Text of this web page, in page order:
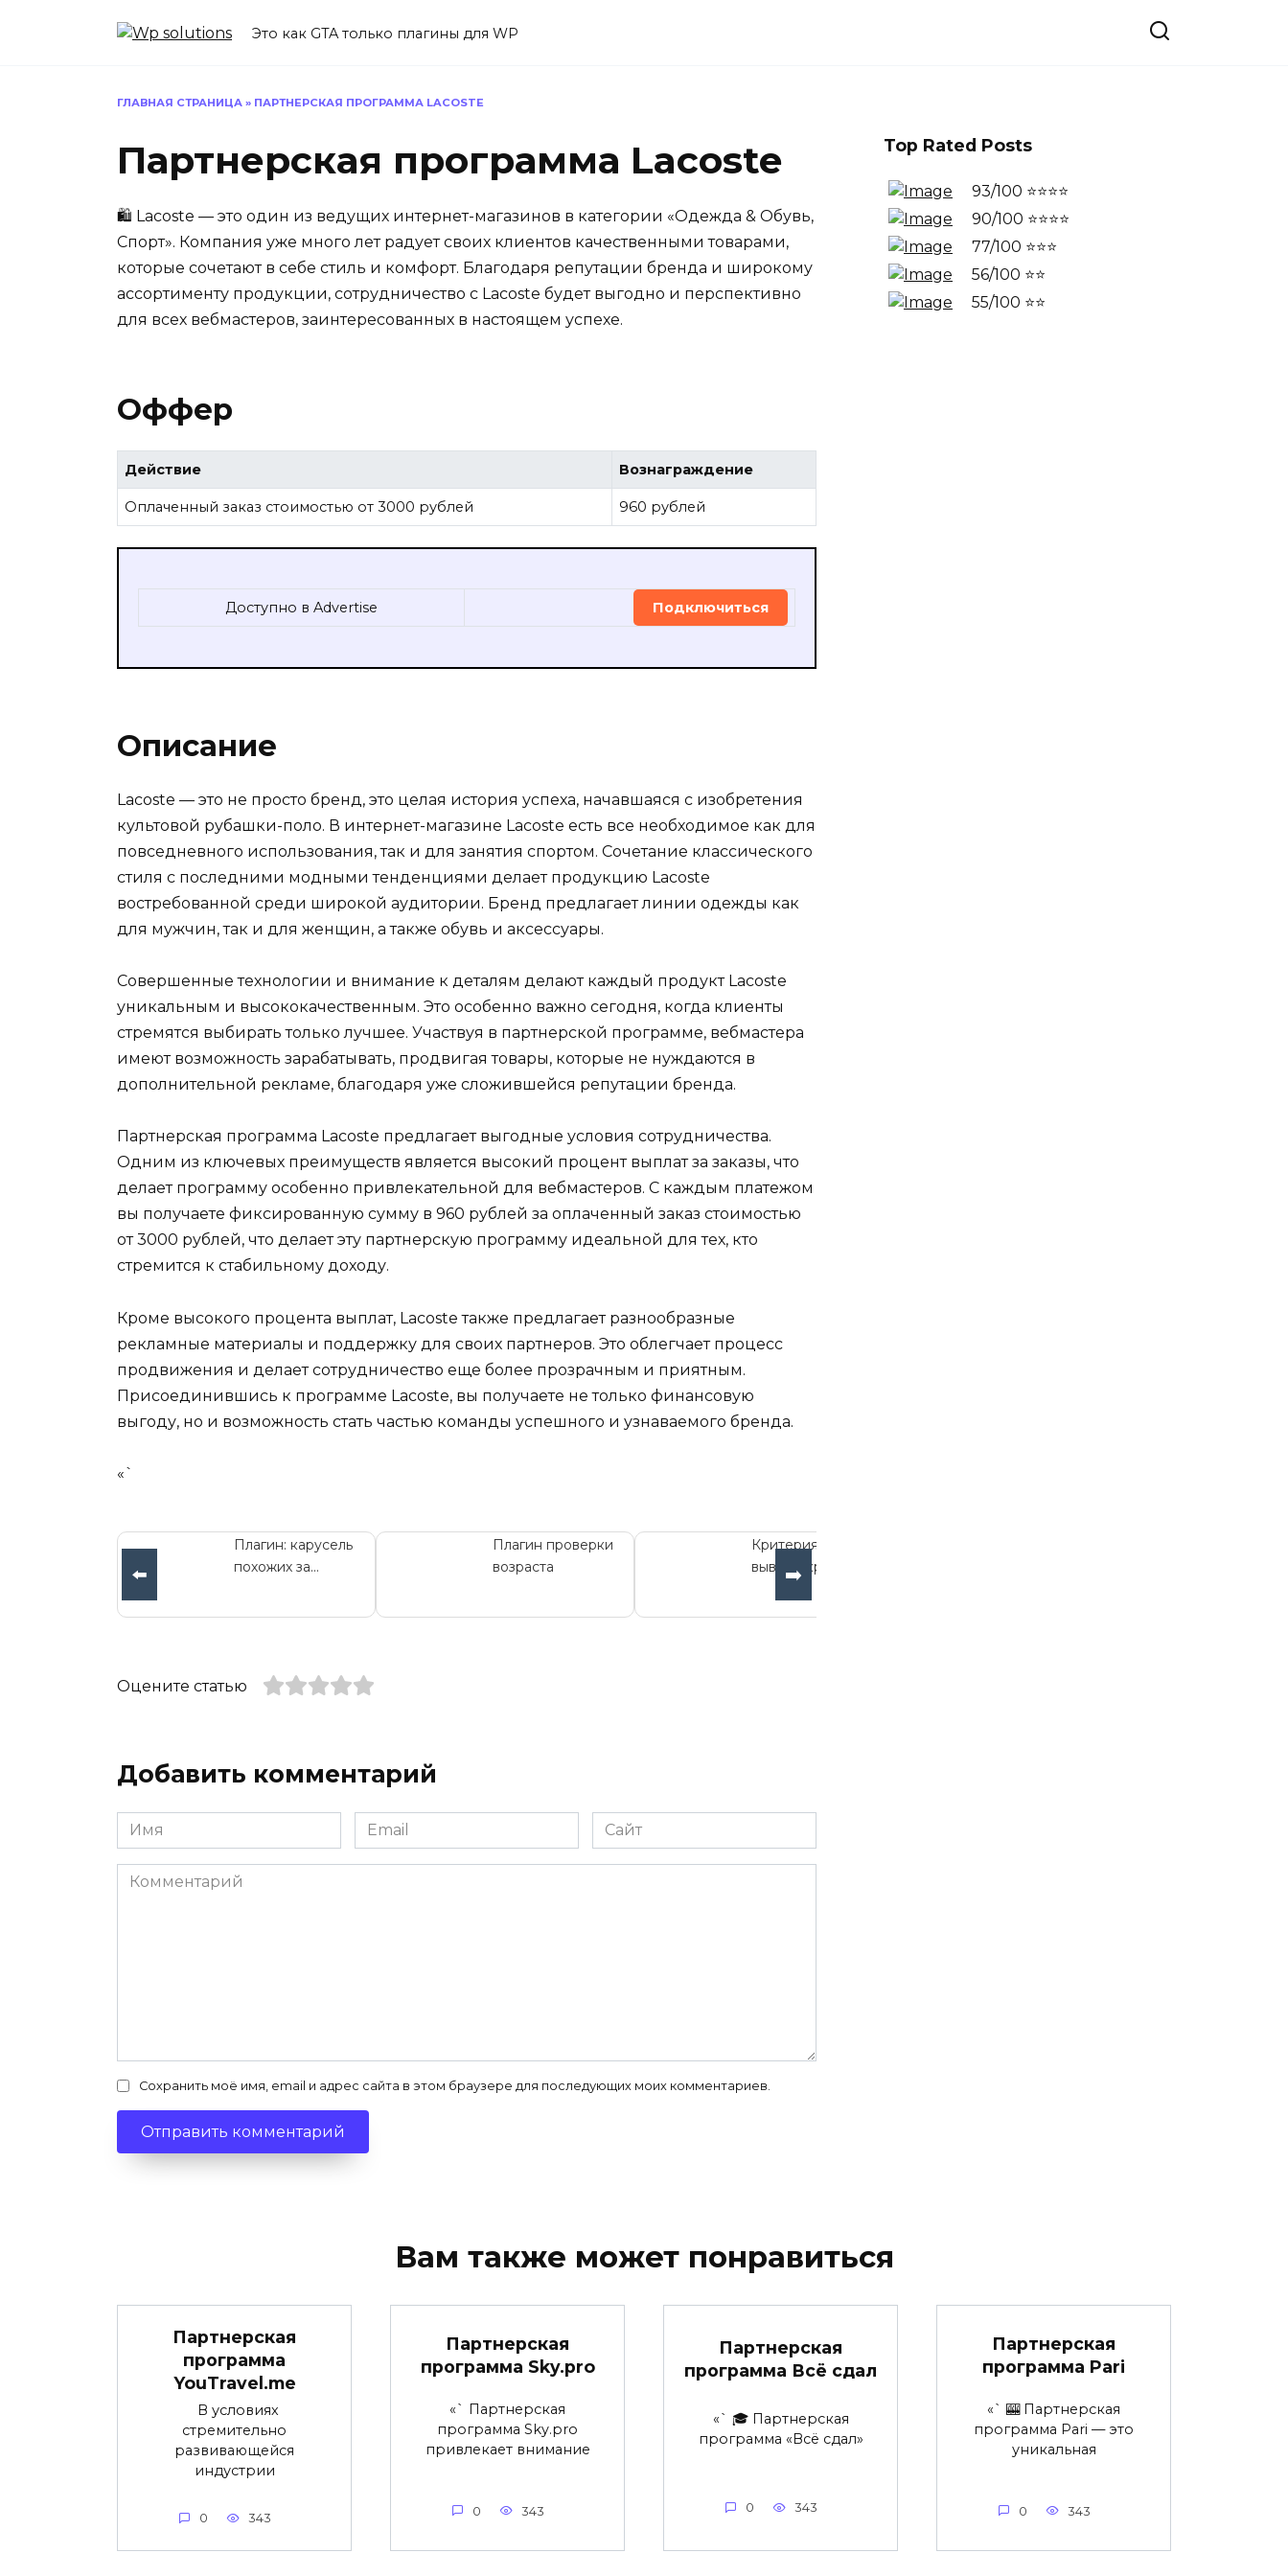
Это как GTA только плагины для WP
ГЛАВНАЯ СТРАНИЦА » ПАРТНЕРСКАЯ ПРОГРАММА LACOSTE
Партнерская программа Lacoste
🛍️ Lacoste — это один из ведущих интернет-магазинов в категории «Одежда & Обувь,
Спорт». Компания уже много лет радует своих клиентов качественными товарами,
которые сочетают в себе стиль и комфорт. Благодаря репутации бренда и широкому
ассортименту продукции, сотрудничество с Lacoste будет выгодно и перспективно
для всех вебмастеров, заинтересованных в настоящем успехе.
Оффер
Действие Вознаграждение
Оплаченный заказ стоимостью от 3000 рублей 960 рублей
Доступно в Advertise Подключиться
Описание
Lacoste — это не просто бренд, это целая история успеха, начавшаяся с изобретения
культовой рубашки-поло. В интернет-магазине Lacoste есть все необходимое как для
повседневного использования, так и для занятия спортом. Сочетание классического
стиля с последними модными тенденциями делает продукцию Lacoste
востребованной среди широкой аудитории. Бренд предлагает линии одежды как
для мужчин, так и для женщин, а также обувь и аксессуары.
Совершенные технологии и внимание к деталям делают каждый продукт Lacoste
уникальным и высококачественным. Это особенно важно сегодня, когда клиенты
стремятся выбирать только лучшее. Участвуя в партнерской программе, вебмастера
имеют возможность зарабатывать, продвигая товары, которые не нуждаются в
дополнительной рекламе, благодаря уже сложившейся репутации бренда.
Партнерская программа Lacoste предлагает выгодные условия сотрудничества.
Одним из ключевых преимуществ является высокий процент выплат за заказы, что
делает программу особенно привлекательной для вебмастеров. С каждым платежом
вы получаете фиксированную сумму в 960 рублей за оплаченный заказ стоимостью
от 3000 рублей, что делает эту партнерскую программу идеальной для тех, кто
стремится к стабильному доходу.
Кроме высокого процента выплат, Lacoste также предлагает разнообразные
рекламные материалы и поддержку для своих партнеров. Это облегчает процесс
продвижения и делает сотрудничество еще более прозрачным и приятным.
Присоединившись к программе Lacoste, вы получаете не только финансовую
выгоду, но и возможность стать частью команды успешного и узнаваемого бренда.
«`
⬅️
Плагин: карусель
похожих за...
Плагин проверки
возраста
Критерия - плагин
вывода кр...
➡️
Оцените статью
Добавить комментарий
Имя
*
Email
*
Сайт
Комментарий
Сохранить моё имя, email и адрес сайта в этом браузере для последующих моих комментариев.
Top Rated Posts
93/100 ⭐⭐⭐⭐
90/100 ⭐⭐⭐⭐
77/100 ⭐⭐⭐
56/100 ⭐⭐
55/100 ⭐⭐
Вам также может понравиться
Партнерская
программа
YouTravel.me
В условиях
стремительно
развивающейся
индустрии
0 343
Партнерская
программа Sky.pro
«` Партнерская
программа Sky.pro
привлекает внимание
0 343
Партнерская
программа Всё сдал
«` 🎓 Партнерская
программа «Всё сдал»
0 343
Партнерская
программа Pari
«` 🎰 Партнерская
программа Pari — это
уникальная
0 343